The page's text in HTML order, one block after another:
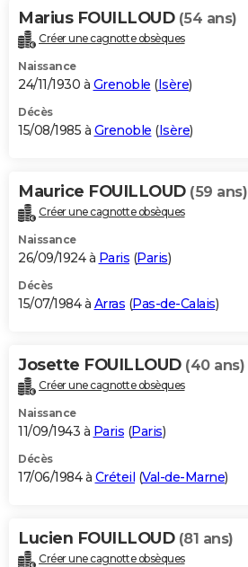
Marius FOUILLOUD (54 ans)
Créer une cagnotte obsèques
Naissance
24/11/1930 à Grenoble (Isère)
Décès
15/08/1985 à Grenoble (Isère)
Maurice FOUILLOUD (59 ans)
Créer une cagnotte obsèques
Naissance
26/09/1924 à Paris (Paris)
Décès
15/07/1984 à Arras (Pas-de-Calais)
Josette FOUILLOUD (40 ans)
Créer une cagnotte obsèques
Naissance
11/09/1943 à Paris (Paris)
Décès
17/06/1984 à Créteil (Val-de-Marne)
Lucien FOUILLOUD (81 ans)
Créer une cagnotte obsèques